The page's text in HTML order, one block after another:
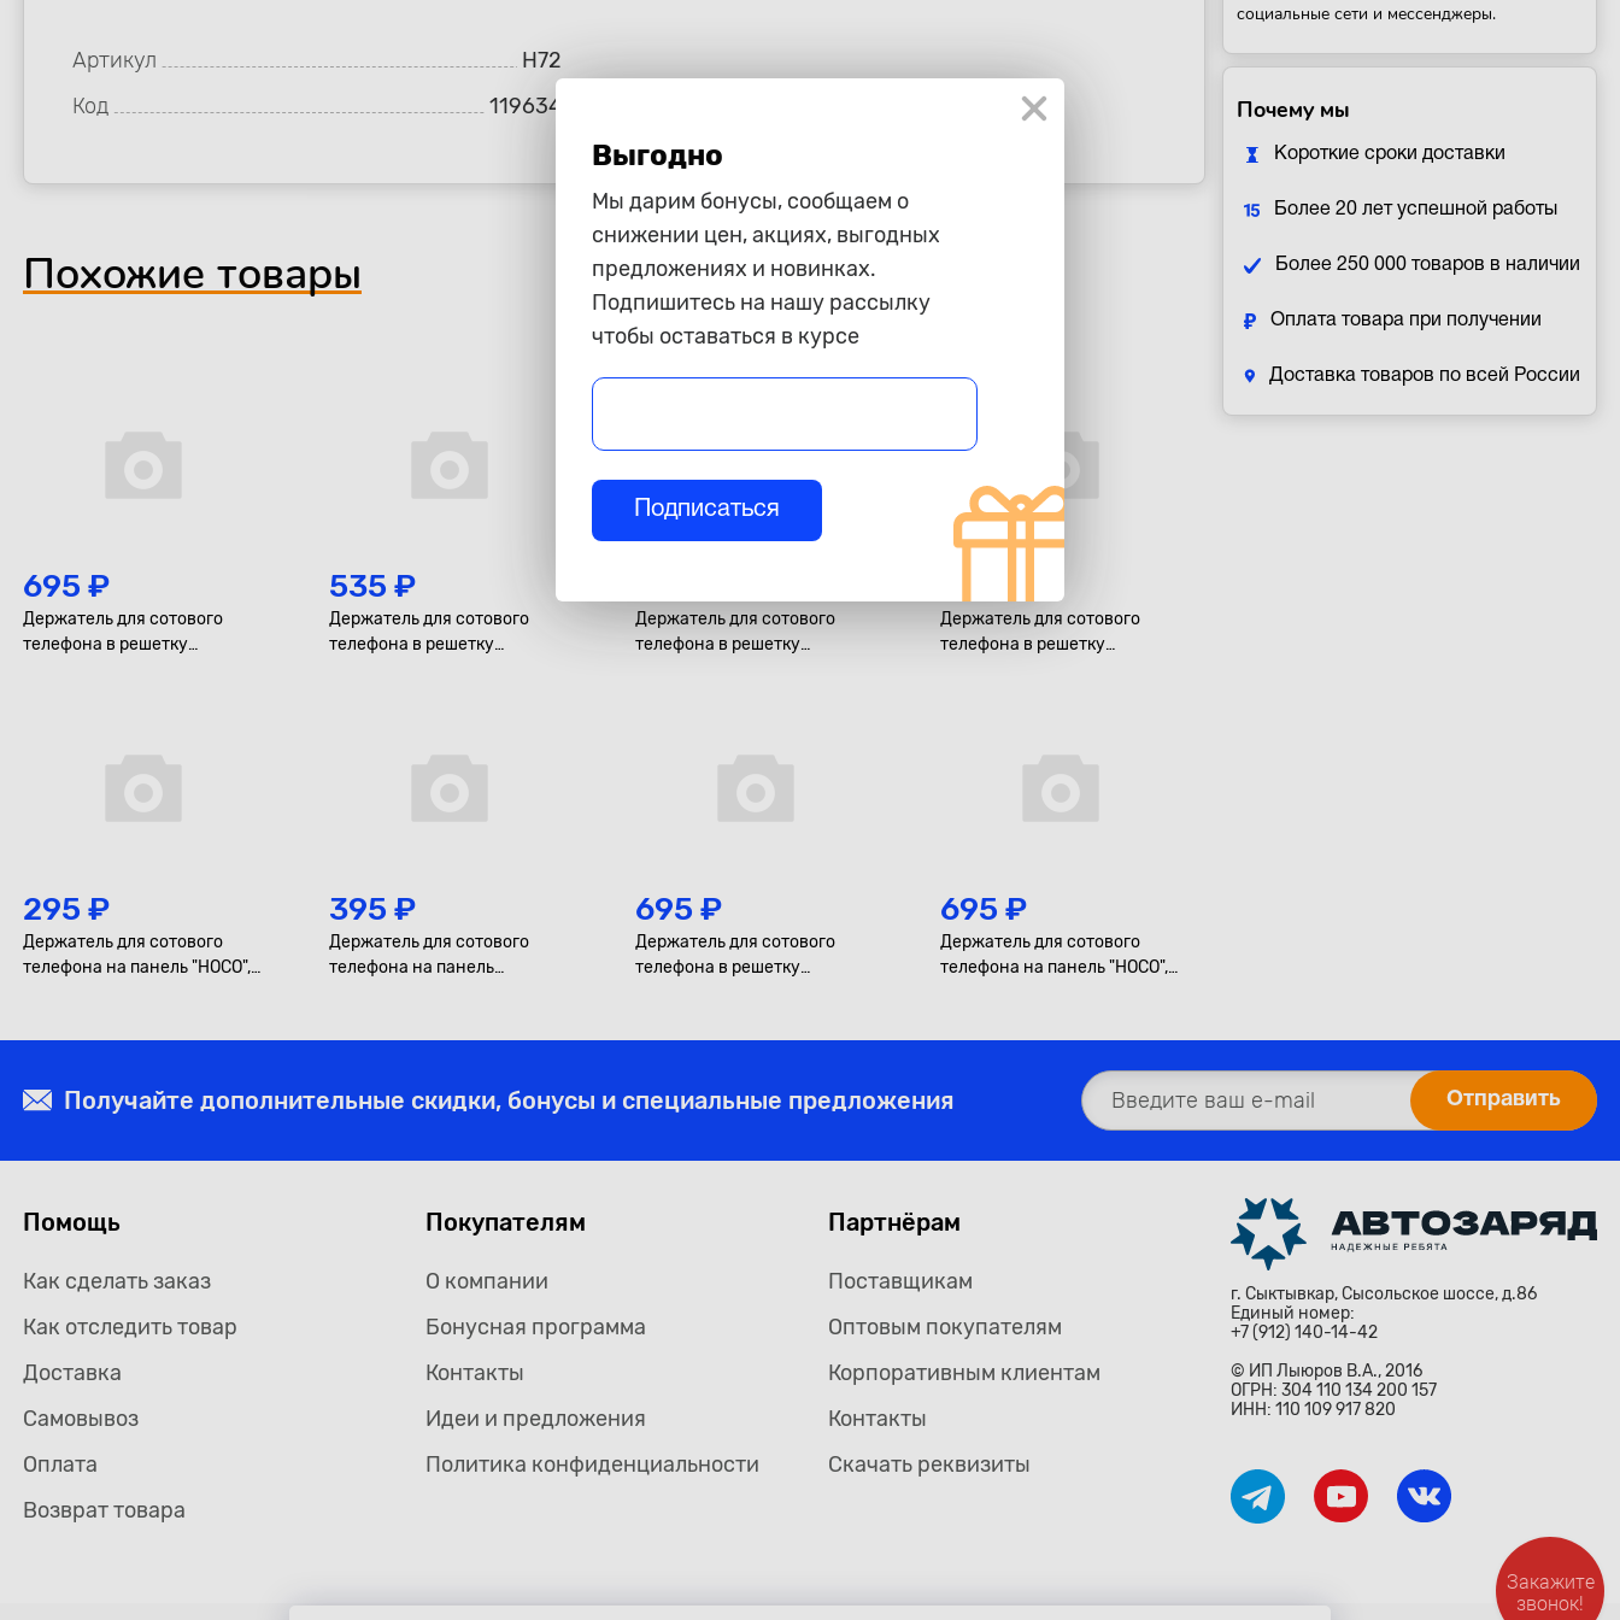
Артикул
H72
Код
119634
Похожие товары
695 ₽
Держатель для сотового
телефона в решетку
535 ₽
Держатель для сотового
телефона в решетку
Держатель для сотового
телефона в решетку
Держатель для сотового
телефона в решетку
295 ₽
Держатель для сотового
телефона на панель "HOCO",
395 ₽
Держатель для сотового
телефона на панель
695 ₽
Держатель для сотового
телефона в решетку
695 ₽
Держатель для сотового
телефона на панель "HOCO",
социальные сети и мессенджеры.
Почему мы
Короткие сроки доставки
Более 20 лет успешной работы
Более 250 000 товаров в наличии
Оплата товара при получении
Доставка товаров по всей России
Получайте дополнительные скидки, бонусы и специальные предложения
Помощь
Как сделать заказ
Как отследить товар
Доставка
Самовывоз
Оплата
Возврат товара
Покупателям
О компании
Бонусная программа
Контакты
Идеи и предложения
Политика конфиденциальности
Партнёрам
Поставщикам
Оптовым покупателям
Корпоративным клиентам
Контакты
Скачать реквизиты
г. Сыктывкар, Сысольское шоссе, д.86
Единый номер:
+7 (912) 140-14-42
© ИП Лыюров В.А., 2016
ОГРН: 304 110 134 200 157
ИНН: 110 109 917 820
Выгодно
Мы дарим бонусы, сообщаем о
снижении цен, акциях, выгодных
предложениях и новинках.
Подпишитесь на нашу рассылку
чтобы оставаться в курсе
Подписаться
Закажите
звонок!